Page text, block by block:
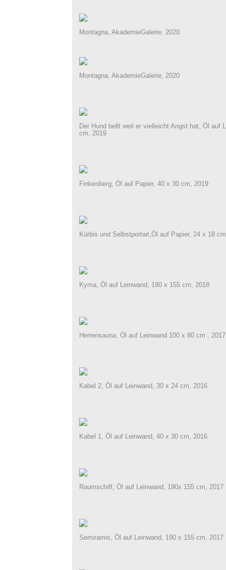
Montagna, AkademieGalerie, 2020
Montagna, AkademieGalerie, 2020
Der Hund bellt weil er vielleicht Angst hat, Öl auf
cm, 2019
Finkenberg, Öl auf Papier, 40 x 30 cm, 2019
Kürbis und Selbstportait,Öl auf Papier, 24 x 18
Kyma, Öl auf Leinwand, 190 x 155 cm, 2018
Herrensauna, Öl auf Leinwand 100 x 80 cm , 2017
Kabel 2, Öl auf Leinwand, 30 x 24 cm, 2016
Kabel 1, Öl auf Leinwand, 40 x 30 cm, 2016
Raumschiff, Öl auf Leinwand, 190x 155 cm, 2017
Semiramis, Öl auf Leinwand, 190 x 155 cm, 2017